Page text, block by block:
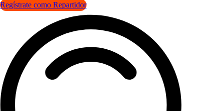
Regístrate como Repartidor